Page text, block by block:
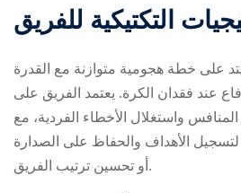
التكتيكية للفريق
على خطة هجومية متوازنة مع القدرة
عند فقدان الكرة. يعتمد الفريق على
واستغلال الأخطاء الفردية، مع
الأهداف والحفاظ على الصدارة
أو تحسين ترتيب الفريق.